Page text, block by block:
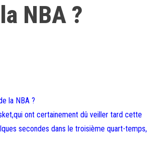
NBA ?
la NBA ?
ont certainement dû veiller tard cette
secondes dans le troisième quart-temps,